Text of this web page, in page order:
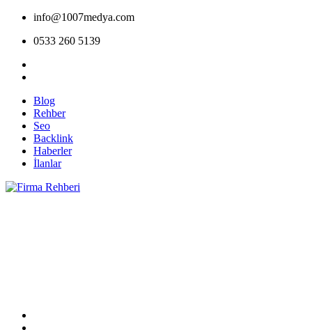
info@1007medya.com
0533 260 5139
Blog
Rehber
Seo
Backlink
Haberler
İlanlar